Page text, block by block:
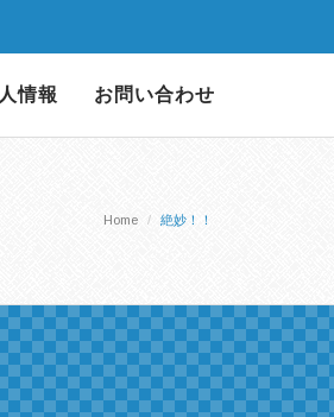
情報 お問い合わせ
Home 絶妙！！